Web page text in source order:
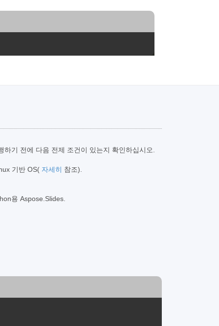
기 전에 다음 전제 조건이 있는지 확인하십시오.
기반 OS( 자세히 참조).
용 Aspose.Slides.